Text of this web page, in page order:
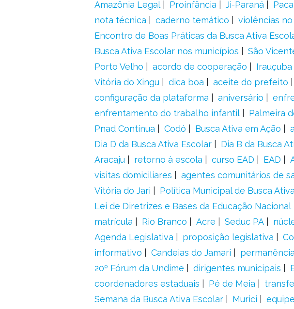
Amazônia Legal
Proinfância Ji-Paraná
nota técnica
caderno temático violências
Encontro de Boas Práticas da Busca Ativa
Busca Ativa Escolar nos municípios
São
Porto Velho
acordo de cooperação Irauçuba
Vitória do Xingu
dica boa aceite do prefeito
configuração da plataforma
aniversário
enfrentamento do trabalho infantil
Palmeira
Pnad Contínua
Codó Busca Ativa em Ação
Dia D da Busca Ativa Escolar
Dia B da Busca
Aracaju
retorno à escola curso EAD EAD
visitas domiciliares
agentes comunitários de
Vitória do Jari
Política Municipal de Busca
Lei de Diretrizes e Bases da Educação Nacional
matrícula
Rio Branco Acre Seduc PA
Agenda Legislativa
proposição legislativa
informativo
Candeias do Jamari
20º Fórum da Undime
dirigentes municipais
coordenadores estaduais
Pé de Meia
Semana da Busca Ativa Escolar
Murici